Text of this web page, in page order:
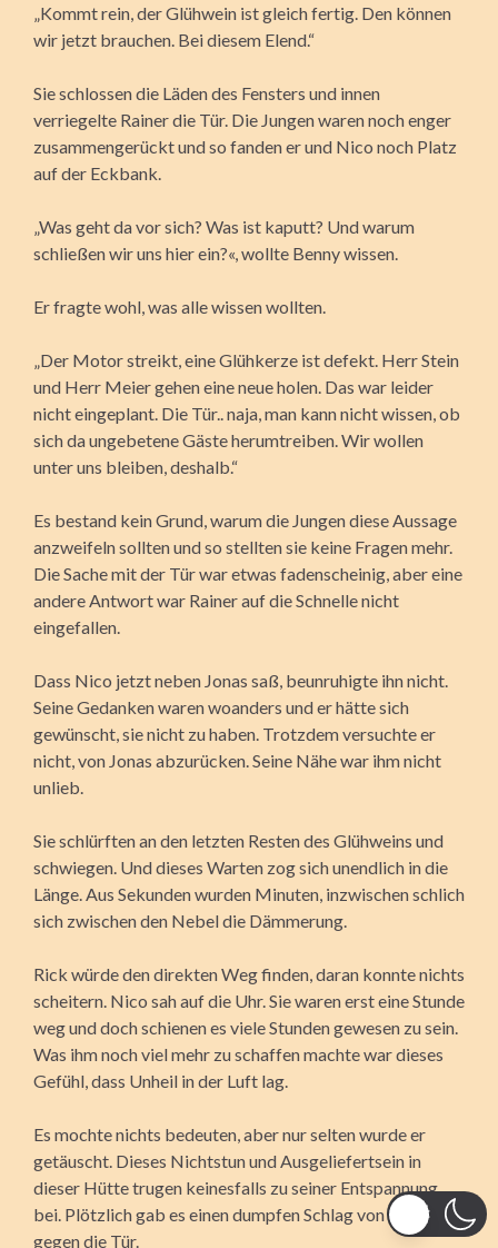
„Kommt rein, der Glühwein ist gleich fertig. Den können
wir jetzt brauchen. Bei diesem Elend.“
Sie schlossen die Läden des Fensters und innen
verriegelte Rainer die Tür. Die Jungen waren noch enger
zusammengerückt und so fanden er und Nico noch Platz
auf der Eckbank.
„Was geht da vor sich? Was ist kaputt? Und warum
schließen wir uns hier ein?«, wollte Benny wissen.
Er fragte wohl, was alle wissen wollten.
„Der Motor streikt, eine Glühkerze ist defekt. Herr Stein
und Herr Meier gehen eine neue holen. Das war leider
nicht eingeplant. Die Tür.. naja, man kann nicht wissen, ob
sich da ungebetene Gäste herumtreiben. Wir wollen
unter uns bleiben, deshalb.“
Es bestand kein Grund, warum die Jungen diese Aussage
anzweifeln sollten und so stellten sie keine Fragen mehr.
Die Sache mit der Tür war etwas fadenscheinig, aber eine
andere Antwort war Rainer auf die Schnelle nicht
eingefallen.
Dass Nico jetzt neben Jonas saß, beunruhigte ihn nicht.
Seine Gedanken waren woanders und er hätte sich
gewünscht, sie nicht zu haben. Trotzdem versuchte er
nicht, von Jonas abzurücken. Seine Nähe war ihm nicht
unlieb.
Sie schlürften an den letzten Resten des Glühweins und
schwiegen. Und dieses Warten zog sich unendlich in die
Länge. Aus Sekunden wurden Minuten, inzwischen schlich
sich zwischen den Nebel die Dämmerung.
Rick würde den direkten Weg finden, daran konnte nichts
scheitern. Nico sah auf die Uhr. Sie waren erst eine Stunde
weg und doch schienen es viele Stunden gewesen zu sein.
Was ihm noch viel mehr zu schaffen machte war dieses
Gefühl, dass Unheil in der Luft lag.
Es mochte nichts bedeuten, aber nur selten wurde er
getäuscht. Dieses Nichtstun und Ausgeliefertsein in
dieser Hütte trugen keinesfalls zu seiner Entspannung
bei. Plötzlich gab es einen dumpfen Schlag von außen
gegen die Tür.